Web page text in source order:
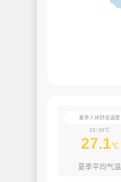
夏季人体舒适温度
23~26℃
27.1℃
夏季平均气温